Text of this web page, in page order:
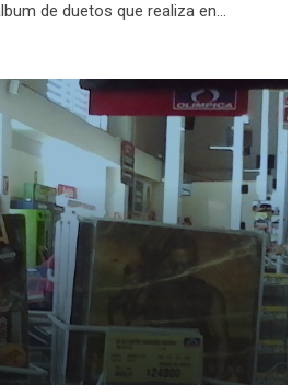
de duetos que realiza en…